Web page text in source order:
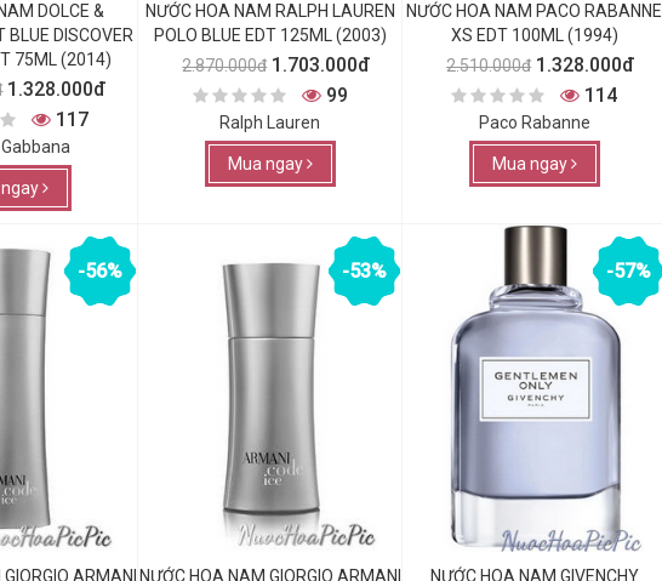
DOLCE &
BLUE DISCOVER
75ML (2014)
1.328.000đ
117
NƯỚC HOA NAM RALPH LAUREN
POLO BLUE EDT 125ML (2003)
2.870.000đ 1.703.000đ
99
Ralph Lauren
Mua ngay
NƯỚC HOA NAM PACO RABANNE
XS EDT 100ML (1994)
2.510.000đ 1.328.000đ
114
Paco Rabanne
Mua ngay
-56%
ARMANI
-53%
NƯỚC HOA NAM GIORGIO ARMANI
-57%
NƯỚC HOA NAM GIVENCHY